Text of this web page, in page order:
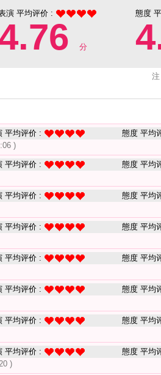
演 平均评价 :
分
態度
平均评价 :
態度 平均
)
平均评价 :
態度 平均
平均评价 :
態度 平均
平均评价 :
態度 平均
平均评价 :
態度 平均
平均评价 :
態度 平均
平均评价 :
態度 平均
平均评价 :
態度 平均
)